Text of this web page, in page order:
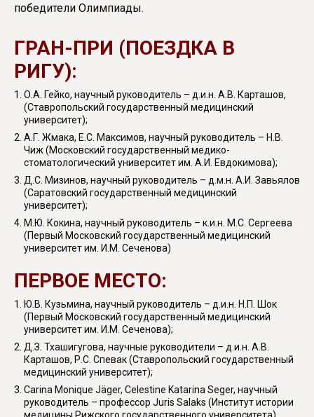
победители Олимпиады.
ГРАН-ПРИ (ПОЕЗДКА В
РИГУ):
О.А. Гейко, научный руководитель – д.и.н. А.В. Карташов,
(Ставропольский государственный медицинский
университет);
А.Г. Жмака, Е.С. Максимов, научный руководитель – Н.В.
Чиж (Московский государственный медико-
стоматологический университет им. А.И. Евдокимова);
Д.С. Мизинов, научный руководитель – д.м.н. А.И. Завьялов
(Саратовский государственный медицинский
университет);
М.Ю. Кокина, научный руководитель – к.и.н. М.С. Сергеева
(Первый Московский государственный медицинский
университет им. И.М. Сеченова)
ПЕРВОЕ МЕСТО:
Ю.В. Кузьмина, научный руководитель – д.и.н. Н.П. Шок
(Первый Московский государственный медицинский
университет им. И.М. Сеченова);
Д.З. Тхашигугова, научные руководители – д.и.н. А.В.
Карташов, Р.С. Спевак (Ставропольский государственный
медицинский университет);
Carina Monique Jäger, Celestine Katarina Seger, научный
руководитель – профессор Juris Salaks (Институт истории